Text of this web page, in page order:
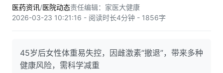
医药资讯/医院动态责任编辑：家医大健康
2026-03-23 10:21:16 - 阅读时长4分钟 - 1856字
45岁后女性体重易失控，因雌激素“撤退”，带来多种
健康风险，需科学减重